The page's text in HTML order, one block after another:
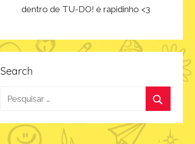
dentro de TU-DO! é rapidinho <3
Search
Pesquisar